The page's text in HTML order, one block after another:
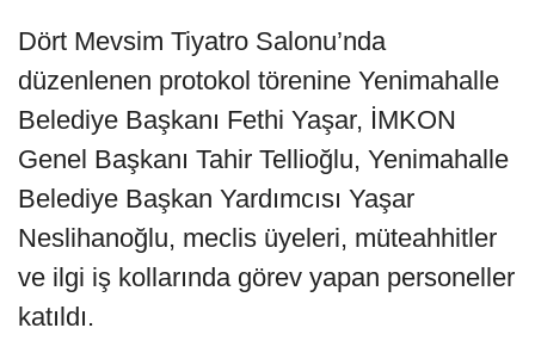
Dört Mevsim Tiyatro Salonu’nda
düzenlenen protokol törenine Yenimahalle
Belediye Başkanı Fethi Yaşar, İMKON
Genel Başkanı Tahir Tellioğlu, Yenimahalle
Belediye Başkan Yardımcısı Yaşar
Neslihanoğlu, meclis üyeleri, müteahhitler
ve ilgi iş kollarında görev yapan personeller
katıldı.